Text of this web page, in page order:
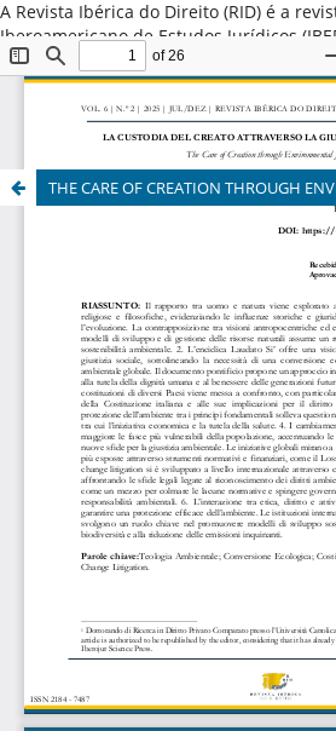
A Revista Ibérica do Direito (RID) é a
Iberoamericano de Estudos Jurídicos
Cidade do Porto, Portugal. Promove a
jurídico iberoamericano nas variadas
e Direito Privado, valorizando estudos
comparado iberoamericano ou aqueles
América Latina, Espanha e Portugal.
THE CARE OF CREATION THROUGH